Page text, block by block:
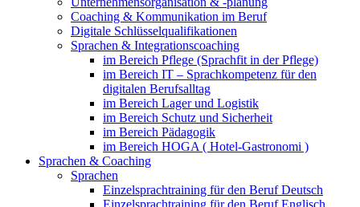
Coaching & Kommunikation im Beruf
Digitale Schlüsselqualifikationen
Sprachen & Integrationscoaching
im Bereich Pflege (Sprachfit in der Pflege)
im Bereich IT – Sprachkompetenz für den
digitalen Berufsalltag
im Bereich Lager und Logistik
im Bereich Schutz und Sicherheit
im Bereich Pädagogik
im Bereich HOGA ( Hotel-Gastronomi )
Sprachen & Coaching
Sprachen
Einzelsprachtraining für den Beruf Deutsch
Einzelsprachtraining für den Beruf Englisch